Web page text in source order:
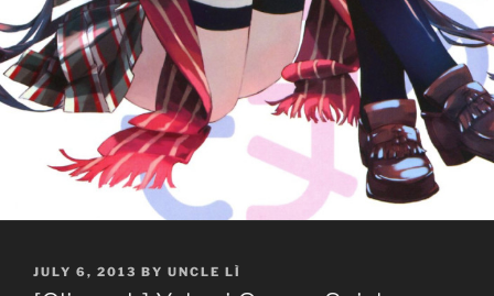
POSTED
ON
JULY 6, 2013 BY UNCLE LÌ